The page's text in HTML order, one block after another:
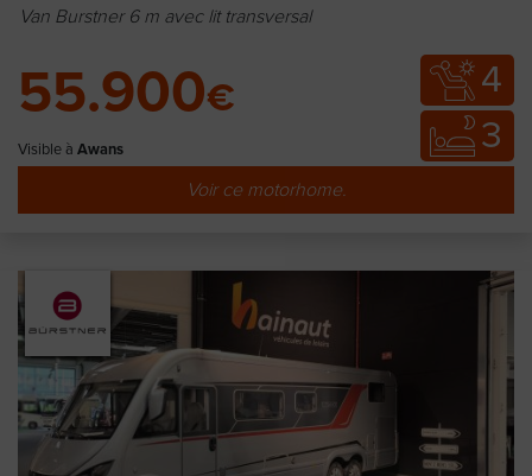
Van Burstner 6 m avec lit transversal
55.900€
Visible à Awans
4
3
Voir ce motorhome.